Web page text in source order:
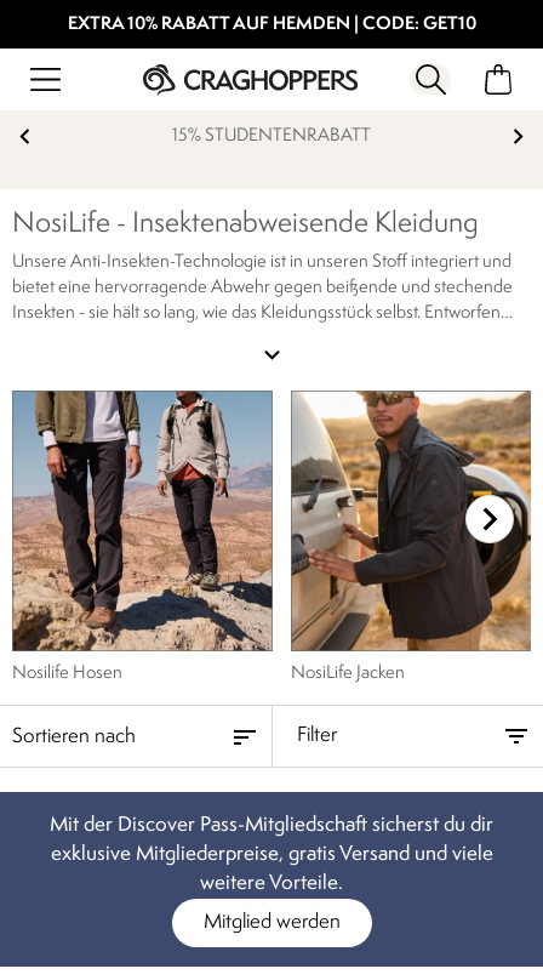
EXTRA 10% RABATT AUF HEMDEN | CODE: GET10
15% STUDENTENRABATT
NosiLife - Insektenabweisende Kleidung
Unsere Anti-Insekten-Technologie ist in unseren Stoff integriert und
bietet eine hervorragende Abwehr gegen beißende und stechende
Insekten - sie hält so lang, wie das Kleidungsstück selbst. Entworfen
Insektenabwehr ist in unser Gewebe integriert und bietet eine
hervorragende Abwehr gegen beißende und stechende Insekten.
Von einem unabhängigen Prüflabor getestet, um eine zuverlässige
Abwehrwirkung des Kleidungsstücks zu gewährleisten, hat es sich
gegen Mücken und andere Insekten bewährt, die lebensbedrohliche
Krankheiten wie Malaria verursachen können.
expand_more
Nosilife Hosen NosiLife Jacken
Filter
Mit der Discover Pass-Mitgliedschaft sicherst du dir
exklusive Mitgliederpreise, gratis Versand und viele
weitere Vorteile.
Mitglied werden